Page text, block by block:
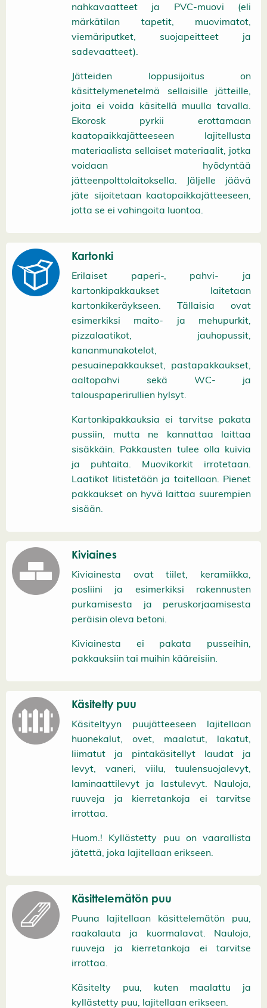
nahkavaatteet ja PVC-muovi (eli
märkätilan tapetit, muovimatot,
viemäriputket, suojapeitteet ja
sadevaatteet).
Jätteiden loppusijoitus on
käsittelymenetelmä sellaisille jätteille,
joita ei voida käsitellä muulla tavalla.
Ekorosk pyrkii erottamaan
kaatopaikkajätteeseen lajitellusta
materiaalista sellaiset materiaalit, jotka
voidaan hyödyntää
jätteenpolttolaitoksella. Jäljelle jäävä
jäte sijoitetaan kaatopaikkajätteeseen,
jotta se ei vahingoita luontoa.
Kartonki
Erilaiset paperi-, pahvi- ja
kartonkipakkaukset laitetaan
kartonkikeräykseen. Tällaisia ovat
esimerkiksi maito- ja mehupurkit,
pizzalaatikot, jauhopussit,
kananmunakotelot,
pesuainepakkaukset, pastapakkaukset,
aaltopahvi sekä WC- ja
talouspaperirullien hylsyt.
Kartonkipakkauksia ei tarvitse pakata
pussiin, mutta ne kannattaa laittaa
sisäkkäin. Pakkausten tulee olla kuivia
ja puhtaita. Muovikorkit irrotetaan.
Laatikot litistetään ja taitellaan. Pienet
pakkaukset on hyvä laittaa suurempien
sisään.
Kiviaines
Kiviainesta ovat tiilet, keramiikka,
posliini ja esimerkiksi rakennusten
purkamisesta ja peruskorjaamisesta
peräisin oleva betoni.
Kiviainesta ei pakata pusseihin,
pakkauksiin tai muihin kääreisiin.
Käsitelty puu
Käsiteltyyn puujätteeseen lajitellaan
huonekalut, ovet, maalatut, lakatut,
liimatut ja pintakäsitellyt laudat ja
levyt, vaneri, viilu, tuulensuojalevyt,
laminaattilevyt ja lastulevyt. Nauloja,
ruuveja ja kierretankoja ei tarvitse
irrottaa.
Huom.! Kyllästetty puu on vaarallista
jätettä, joka lajitellaan erikseen.
Käsittelemätön puu
Puuna lajitellaan käsittelemätön puu,
raakalauta ja kuormalavat. Nauloja,
ruuveja ja kierretankoja ei tarvitse
irrottaa.
Käsitelty puu, kuten maalattu ja
kyllästetty puu, lajitellaan erikseen.